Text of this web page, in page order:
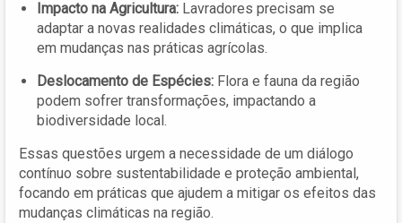
Impacto na Agricultura: Lavradores precisam se
adaptar a novas realidades climáticas, o que implica
em mudanças nas práticas agrícolas.
Deslocamento de Espécies: Flora e fauna da região
podem sofrer transformações, impactando a
biodiversidade local.
Essas questões urgem a necessidade de um diálogo
contínuo sobre sustentabilidade e proteção ambiental,
focando em práticas que ajudem a mitigar os efeitos das
mudanças climáticas na região.